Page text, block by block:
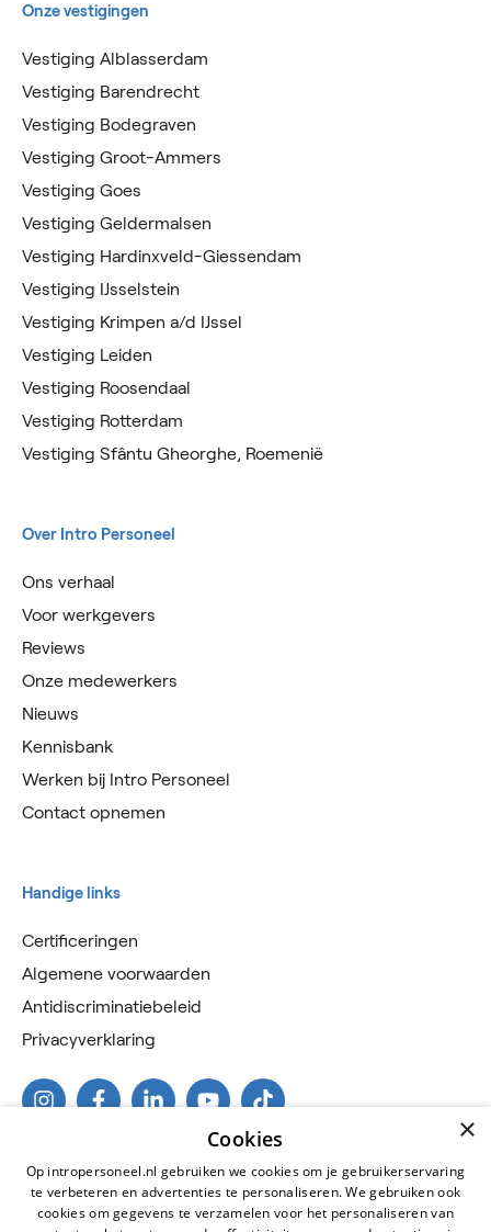
Onze vestigingen
Vestiging Alblasserdam
Vestiging Barendrecht
Vestiging Bodegraven
Vestiging Groot-Ammers
Vestiging Goes
Vestiging Geldermalsen
Vestiging Hardinxveld-Giessendam
Vestiging IJsselstein
Vestiging Krimpen a/d IJssel
Vestiging Leiden
Vestiging Roosendaal
Vestiging Rotterdam
Vestiging Sfântu Gheorghe, Roemenië
Over Intro Personeel
Ons verhaal
Voor werkgevers
Reviews
Onze medewerkers
Nieuws
Kennisbank
Werken bij Intro Personeel
Contact opnemen
Handige links
Certificeringen
Algemene voorwaarden
Antidiscriminatiebeleid
Privacyverklaring
×
Cookies
Op intropersoneel.nl gebruiken we cookies om je gebruikerservaring
te verbeteren en advertenties te personaliseren. We gebruiken ook
cookies om gegevens te verzamelen voor het personaliseren van